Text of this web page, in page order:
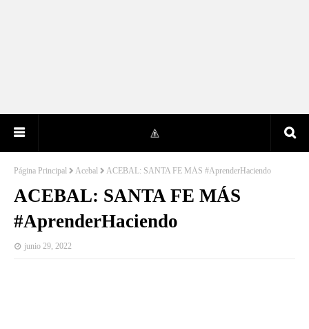
Página Principal Acebal ACEBAL: SANTA FE MÁS #AprenderHaciendo
ACEBAL: SANTA FE MÁS
#AprenderHaciendo
junio 29, 2022